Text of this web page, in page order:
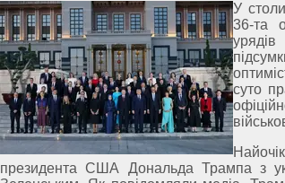
У
36-та
суто
президента США Дональда Трампа з